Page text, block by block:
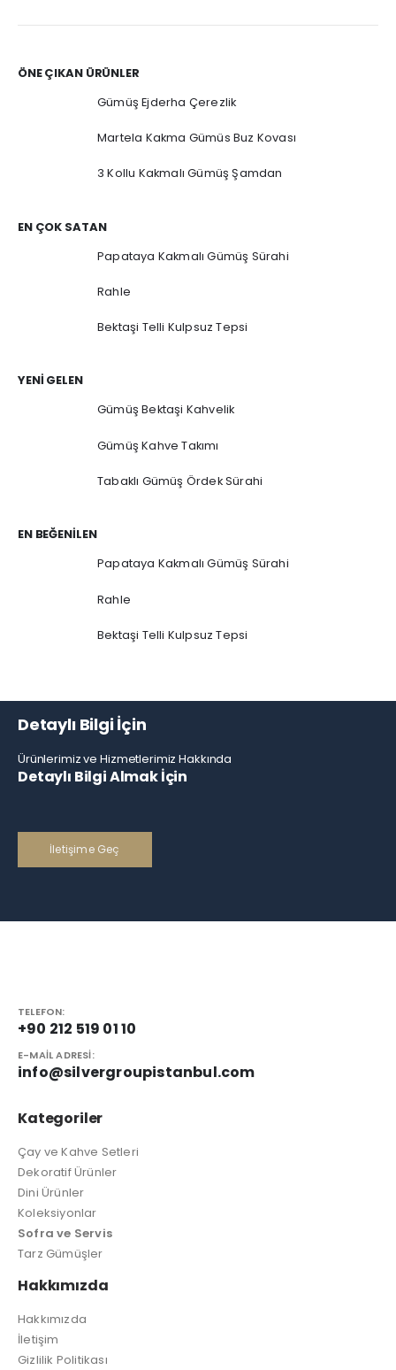
ÖNE ÇIKAN ÜRÜNLER
Gümüş Ejderha Çerezlik
Martela Kakma Gümüs Buz Kovası
3 Kollu Kakmalı Gümüş Şamdan
EN ÇOK SATAN
Papataya Kakmalı Gümüş Sürahi
Rahle
Bektaşi Telli Kulpsuz Tepsi
YENI GELEN
Gümüş Bektaşi Kahvelik
Gümüş Kahve Takımı
Tabaklı Gümüş Ördek Sürahi
EN BEĞENILEN
Papataya Kakmalı Gümüş Sürahi
Rahle
Bektaşi Telli Kulpsuz Tepsi
Detaylı Bilgi İçin
Ürünlerimiz ve Hizmetlerimiz Hakkında
Detaylı Bilgi Almak İçin
İletişime Geç
TELEFON:
+90 212 519 01 10
E-MAIL ADRESI:
info@silvergroupistanbul.com
Kategoriler
Çay ve Kahve Setleri
Dekoratif Ürünler
Dini Ürünler
Koleksiyonlar
Sofra ve Servis
Tarz Gümüşler
Hakkımızda
Hakkımızda
İletişim
Gizlilik Politikası